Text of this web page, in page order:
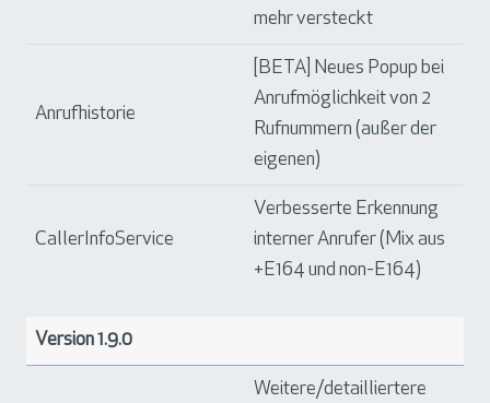
mehr versteckt
Anrufhistorie
[BETA] Neues Popup bei
Anrufmöglichkeit von 2
Rufnummern (außer der
eigenen)
CallerInfoService
Verbesserte Erkennung
interner Anrufer (Mix aus
+E164 und non-E164)
Version 1.9.0
Weitere/detailliertere